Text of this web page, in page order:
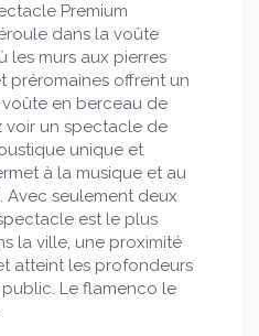
Premium
dans la voûte
les murs aux pierres
préromaines offrent un
en berceau de
voir un spectacle de
unique et
à la musique et au
Avec seulement deux
est le plus
la ville, une proximité
atteint les profondeurs
Le flamenco le